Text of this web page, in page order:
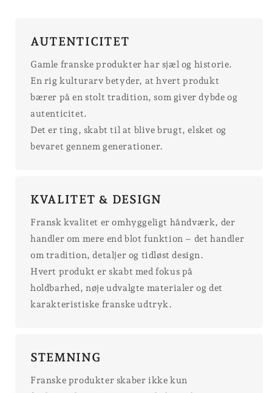
AUTENTICITET
Gamle franske produkter har sjæl og historie.
En rig kulturarv betyder, at hvert produkt
bærer på en stolt tradition, som giver dybde og
autenticitet.
Det er ting, skabt til at blive brugt, elsket og
bevaret gennem generationer.
KVALITET & DESIGN
Fransk kvalitet er omhyggeligt håndværk, der
handler om mere end blot funktion – det handler
om tradition, detaljer og tidløst design.
Hvert produkt er skabt med fokus på
holdbarhed, nøje udvalgte materialer og det
karakteristiske franske udtryk.
STEMNING
Franske produkter skaber ikke kun